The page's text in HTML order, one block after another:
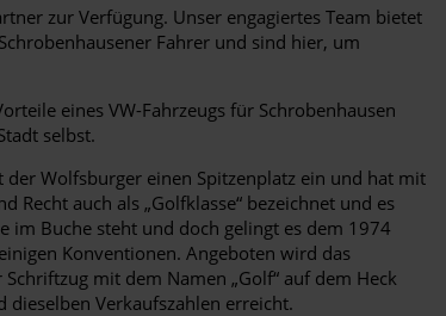
zur Verfügung. Unser engagiertes Team bietet
Fahrer und sind hier, um
eines VW-Fahrzeugs für Schrobenhausen
selbst.
Wolfsburger einen Spitzenplatz ein und hat mit
auch als „Golfklasse“ bezeichnet und es
im Buche steht und doch gelingt es dem 1974
Konventionen. Angeboten wird das
mit dem Namen „Golf“ auf dem Heck
Verkaufszahlen erreicht.